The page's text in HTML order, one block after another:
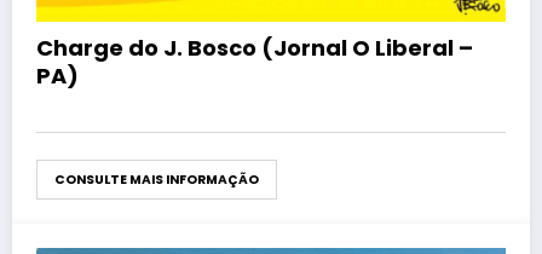
Charge do J. Bosco (Jornal O Liberal –
PA)
CONSULTE MAIS INFORMAÇÃO